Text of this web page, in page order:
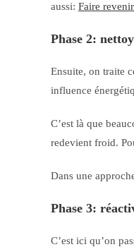
aussi: Faire
Phase 2:
Ensuite, on traite
influence
C’est là que
redevient froid.
Dans une
Phase 3:
C’est ici qu’on